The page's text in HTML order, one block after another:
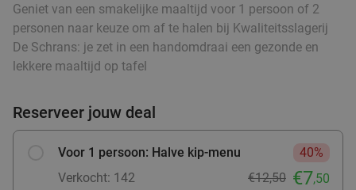
food
44%
3-gangen keuzediner bij Heerlijkheid
Vandaag Morgen Za Zo
Wo
Verkocht: 256
€23
Geniet van een smakelijke maaltijd voor 1 persoon of 2
personen naar keuze om af te halen bij Kwaliteitsslagerij
De Schrans: je zet in een handomdraai een gezonde en
lekkere maaltijd op tafel
Reserveer jouw deal
Voor 1 persoon: Halve kip-menu
40%
Verkocht: 142
€12,50 €7,50